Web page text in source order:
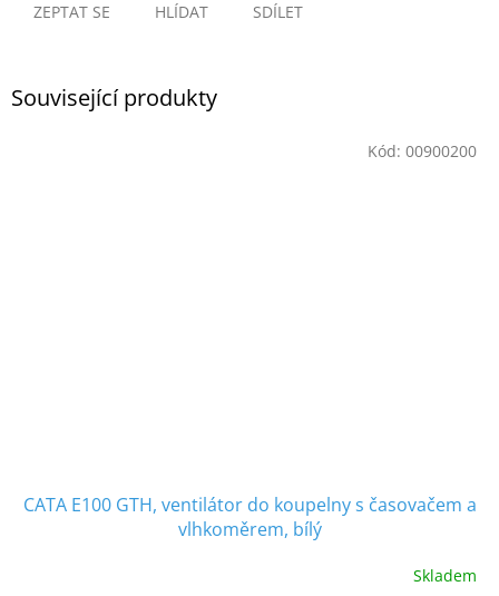
ZEPTAT SE HLÍDAT SDÍLET
Související produkty
CATA E100 GTH, ventilátor do koupelny s časovačem a
vlhkoměrem, bílý
Skladem
Kód: 00900200